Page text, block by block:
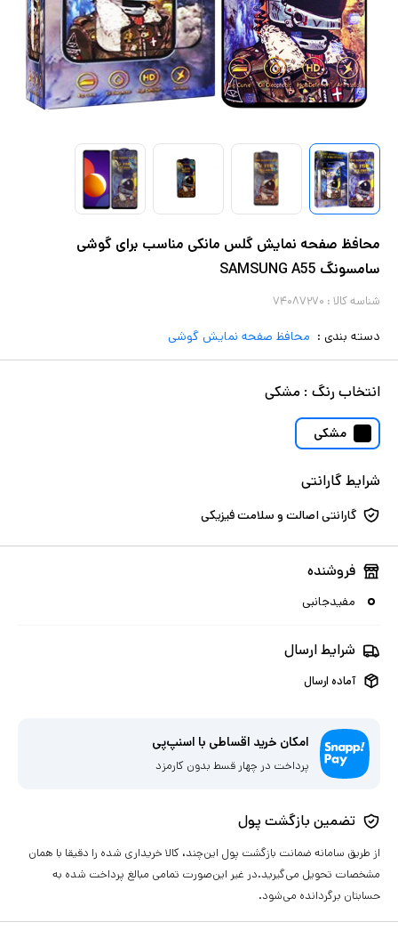
محافظ صفحه نمایش گلس مانکی مناسب برای گوشی
سامسونگ SAMSUNG A55
شناسه کالا : ۷۴۰۸۷۲۷۰
دسته بندی : محافظ صفحه نمایش گوشی
انتخابرنگ : مشکی
مشکی
شرایط گارانتی
گارانتی اصالت و سلامت فیزیکی
فروشنده
مفیدجانبی
شرایط ارسال
آماده ارسال
امکان خرید اقساطی با اسنپ‌پی
پرداخت در چهار قسط بدون کارمزد
تضمین بازگشت پول
از طریق سامانه ضمانت بازگشت پول این‌چند، کالا خریداری شده را دقیقا با همان
مشخصات تحویل می‌گیرید.در غیر این‌صورت تمامی مبالغ پرداخت شده به
حسابتان برگردانده می‌شود.